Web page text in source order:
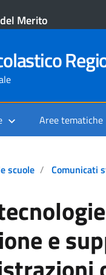
Merito
Aree tematiche
scuole Comunicati
e